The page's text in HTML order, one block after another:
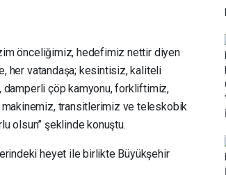
önceliğimiz, hedefimiz nettir diyen
her vatandaşa; kesintisiz, kaliteli
damperli çöp kamyonu, forkliftimiz,
makinemiz, transitlerimiz ve teleskobik
olsun” şeklinde konuştu.
heyet ile birlikte Büyükşehir